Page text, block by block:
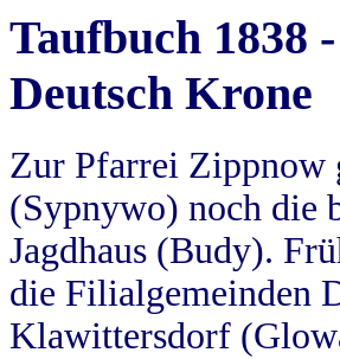
Taufbuch 1838
Deutsch Krone
Zur Pfarrei Zippnow
(Sypnywo) noch die
Jagdhaus (Budy).
die Filialgemeinden
Klawittersdorf